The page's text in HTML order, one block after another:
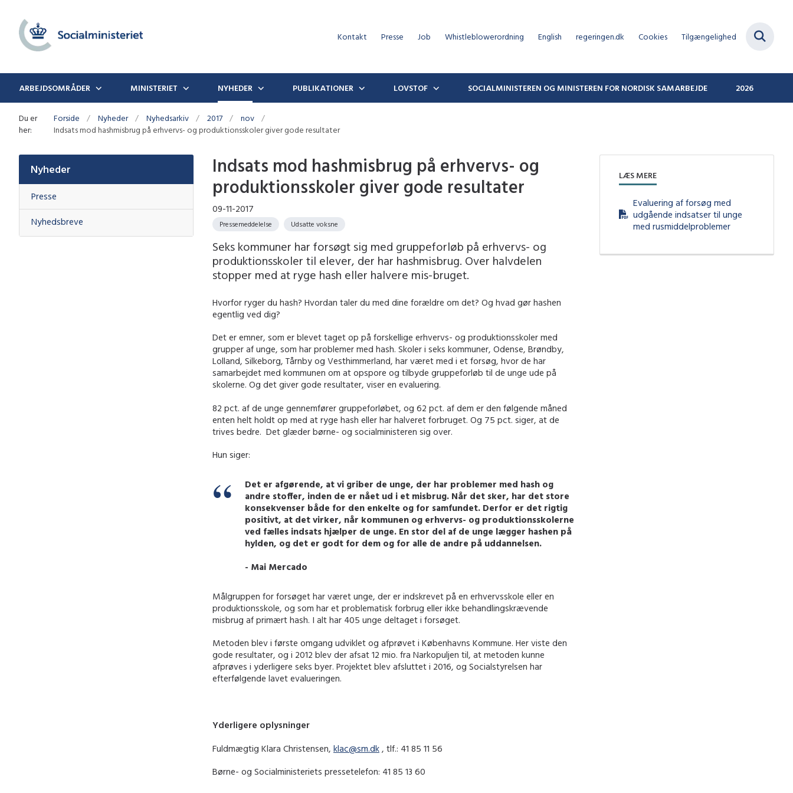
Kontakt Presse Job Whistleblowerordning English regeringen.dk Cookies Tilgængelighed
ARBEJDSOMRÅDER MINISTERIET NYHEDER PUBLIKATIONER LOVSTOF SOCIALMINISTEREN OG MINISTEREN FOR NORDISK SAMARBEJDE 2026
Du er
her:
Forside Nyheder Nyhedsarkiv 2017
nov
Indsats mod hashmisbrug på erhvervs- og produktionsskoler giver gode resultater
Nyheder
Presse
Nyhedsbreve
Indsats mod hashmisbrug på erhvervs- og
produktionsskoler giver gode resultater
09-11-2017
Pressemeddelelse Udsatte voksne
Seks kommuner har forsøgt sig med gruppeforløb på erhvervs- og
produktionsskoler til elever, der har hashmisbrug. Over halvdelen
stopper med at ryge hash eller halvere mis-bruget.
Hvorfor ryger du hash? Hvordan taler du med dine forældre om det? Og hvad gør hashen
egentlig ved dig?
Det er emner, som er blevet taget op på forskellige erhvervs- og produktionsskoler med
grupper af unge, som har problemer med hash. Skoler i seks kommuner, Odense, Brøndby,
Lolland, Silkeborg, Tårnby og Vesthimmerland, har været med i et forsøg, hvor de har
samarbejdet med kommunen om at opspore og tilbyde gruppeforløb til de unge ude på
skolerne. Og det giver gode resultater, viser en evaluering.
82 pct. af de unge gennemfører gruppeforløbet, og 62 pct. af dem er den følgende måned
enten helt holdt op med at ryge hash eller har halveret forbruget. Og 75 pct. siger, at de
trives bedre. Det glæder børne- og socialministeren sig over.
Hun siger:
Det er afgørende, at vi griber de unge, der har problemer med hash og
andre stoffer, inden de er nået ud i et misbrug. Når det sker, har det store
konsekvenser både for den enkelte og for samfundet. Derfor er det rigtig
positivt, at det virker, når kommunen og erhvervs- og produktionsskolerne
ved fælles indsats hjælper de unge. En stor del af de unge lægger hashen på
hylden, og det er godt for dem og for alle de andre på uddannelsen.
- Mai Mercado
Målgruppen for forsøget har været unge, der er indskrevet på en erhvervsskole eller en
produktionsskole, og som har et problematisk forbrug eller ikke behandlingskrævende
misbrug af primært hash. I alt har 405 unge deltaget i forsøget.
Metoden blev i første omgang udviklet og afprøvet i Københavns Kommune. Her viste den
gode resultater, og i 2012 blev der afsat 12 mio. fra Narkopuljen til, at metoden kunne
afprøves i yderligere seks byer. Projektet blev afsluttet i 2016, og Socialstyrelsen har
efterfølgende lavet evalueringen.
Yderligere oplysninger
Fuldmægtig Klara Christensen, klac@sm.dk , tlf.: 41 85 11 56
Børne- og Socialministeriets pressetelefon: 41 85 13 60
LÆS MERE
Evaluering af forsøg med
udgående indsatser til unge
med rusmiddelproblemer